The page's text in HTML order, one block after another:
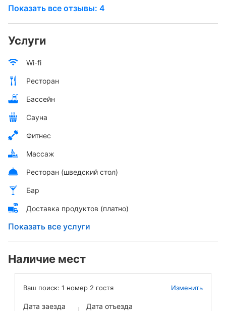
Показать все отзывы: 4
Услуги
Wi-fi
Ресторан
Бассейн
Сауна
Фитнес
Массаж
Ресторан (шведский стол)
Бар
Доставка продуктов (платно)
Показать все услуги
Наличие мест
Ваш поиск: 1 номер 2 гостя Изменить
Дата заезда Дата отъезда